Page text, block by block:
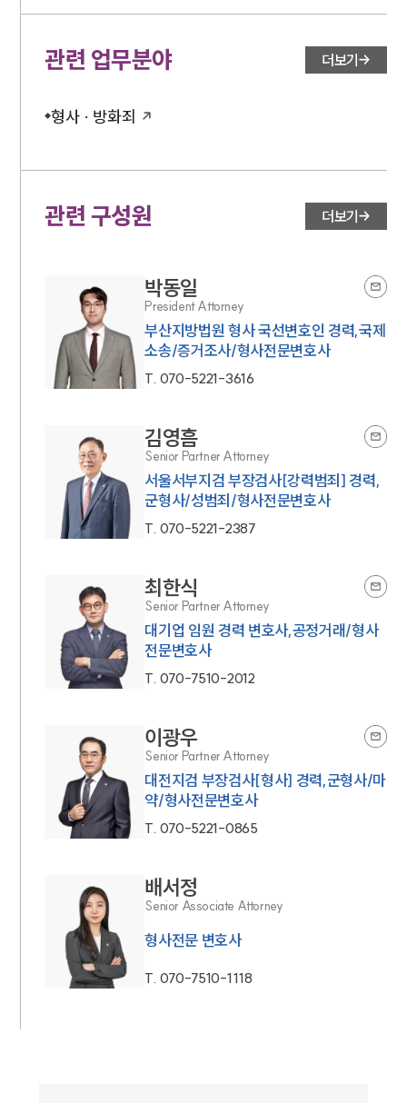
관련 업무분야 더보기
형사 · 방화죄
관련 구성원 더보기
박동일
President Attorney
부산지방법원 형사 국선변호인 경력,국제
소송/증거조사/형사전문변호사
T. 070-5221-3616
김영흠
Senior Partner Attorney
서울서부지검 부장검사[강력범죄] 경력,
군형사/성범죄/형사전문변호사
T. 070-5221-2387
최한식
Senior Partner Attorney
대기업 임원 경력 변호사,공정거래/형사
전문변호사
T. 070-7510-2012
이광우
Senior Partner Attorney
대전지검 부장검사[형사] 경력,군형사/마
약/형사전문변호사
T. 070-5221-0865
배서정
Senior Associate Attorney
형사전문 변호사
T. 070-7510-1118